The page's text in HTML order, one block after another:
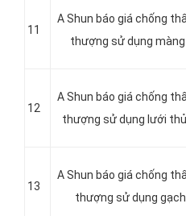
11
A Shun báo giá chống
thượng sử dụng màng
12
A Shun báo giá chống
thượng sử dụng lưới
13
A Shun báo giá chống
thượng sử dụng